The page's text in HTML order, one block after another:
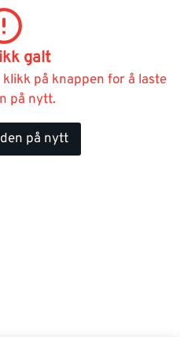
galt
på knappen for å laste
på nytt.
på nytt